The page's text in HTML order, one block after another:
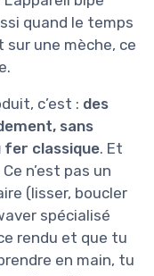
quand le temps
une mèche, ce
c’est : des
sans
fer classique. Et
n’est pas un
(lisser, boucler
spécialisé
rendu et que tu
en main, tu